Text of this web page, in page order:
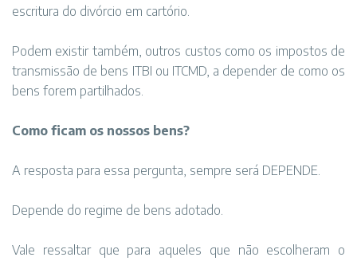
escritura do divórcio em cartório.
Podem existir também, outros custos como os impostos de
transmissão de bens ITBI ou ITCMD, a depender de como os
bens forem partilhados.
Como ficam os nossos bens?
A resposta para essa pergunta, sempre será DEPENDE.
Depende do regime de bens adotado.
Vale ressaltar que para aqueles que não escolheram o